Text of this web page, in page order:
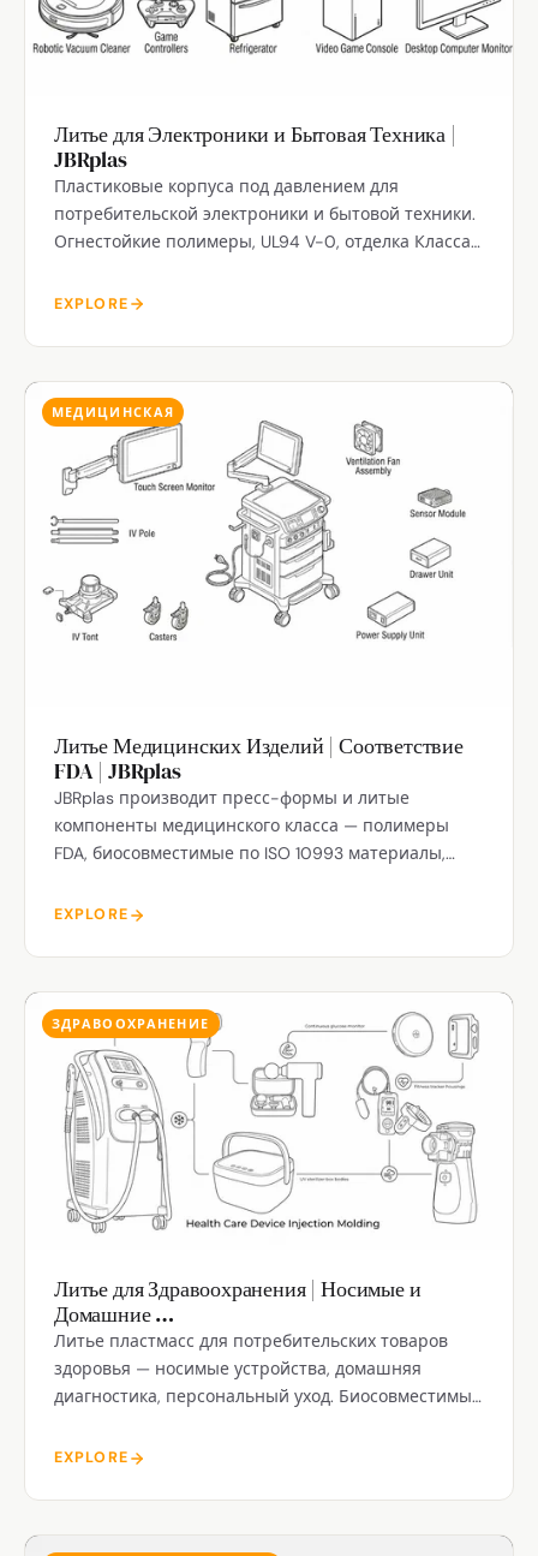
Литье для Электроники и Бытовая Техника |
JBRplas
Пластиковые корпуса под давлением для
потребительской электроники и бытовой техники.
Огнестойкие полимеры, UL94 V-0, отделка Класса
EXPLORE
МЕДИЦИНСКАЯ
Литье Медицинских Изделий | Соответствие
FDA | JBRplas
JBRplas производит пресс-формы и литые
компоненты медицинского класса — полимеры
FDA, биосовместимые по ISO 10993 материалы,
EXPLORE
ЗДРАВООХРАНЕНИЕ
Литье для Здравоохранения | Носимые и
Домашние …
Литье пластмасс для потребительских товаров
здоровья — носимые устройства, домашняя
диагностика, персональный уход. Биосовместимые
EXPLORE